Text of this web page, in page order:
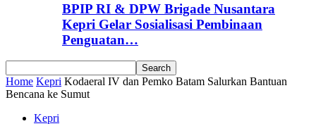
BPIP RI & DPW Brigade Nusantara
Kepri Gelar Sosialisasi Pembinaan
Penguatan…
Home Kepri Kodaeral IV dan Pemko Batam Salurkan Bantuan
Bencana ke Sumut
Kepri